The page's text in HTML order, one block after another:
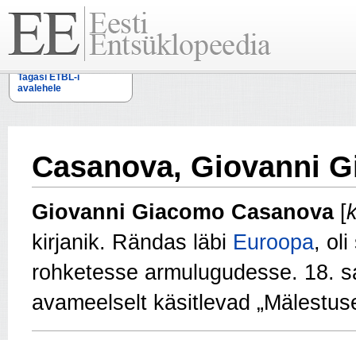
Tagasi ETBL-i
avalehele
Casanova, Giovanni
Giovanni Giacomo Casanova[
kirjanik. Rändas läbi Euroopa, oli
rohketesse armulugudesse. 18.
avameelselt käsitlevad